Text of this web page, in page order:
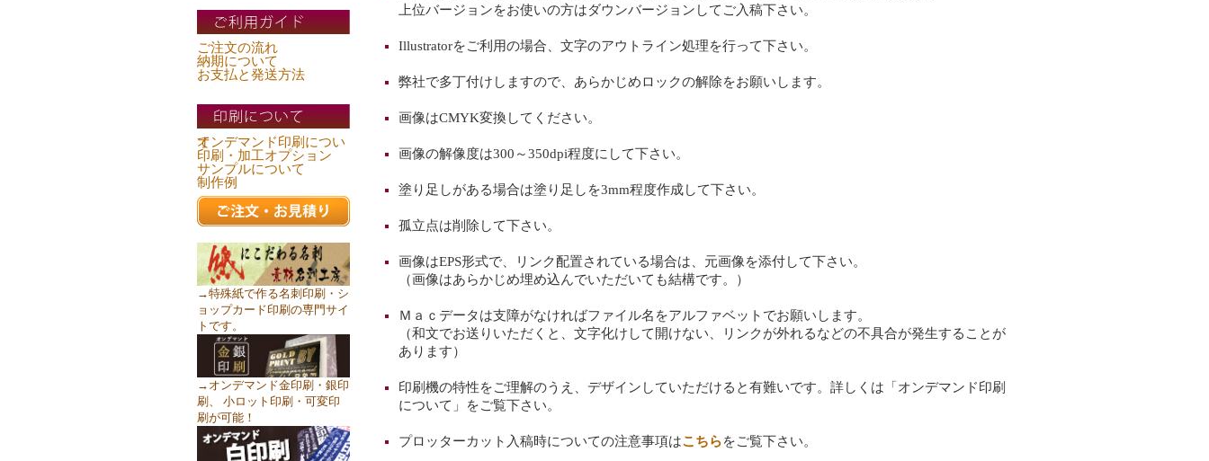
ご注文の流れ
納期について
お支払と発送方法
オンデマンド印刷について
印刷・加工オプション
サンプルについて
制作例
→特殊紙で作る名刺印刷・シ
ョップカード印刷の専門サイ
トです。
→オンデマンド金印刷・銀印
刷、 小ロット印刷・可変印
刷が可能！
上位バージョンをお使いの方はダウンバージョンしてご入稿下さい。
Illustratorをご利用の場合、文字のアウトライン処理を行って下さい。
弊社で多丁付けしますので、あらかじめロックの解除をお願いします。
画像はCMYK変換してください。
画像の解像度は300～350dpi程度にして下さい。
塗り足しがある場合は塗り足しを3mm程度作成して下さい。
孤立点は削除して下さい。
画像はEPS形式で、リンク配置されている場合は、元画像を添付して下さい。
（画像はあらかじめ埋め込んでいただいても結構です。）
Ｍａｃデータは支障がなければファイル名をアルファベットでお願いします。
（和文でお送りいただくと、文字化けして開けない、リンクが外れるなどの不具合が発生することが
あります）
印刷機の特性をご理解のうえ、デザインしていただけると有難いです。詳しくは「オンデマンド印刷
について」をご覧下さい。
プロッターカット入稿時についての注意事項はこちらをご覧下さい。